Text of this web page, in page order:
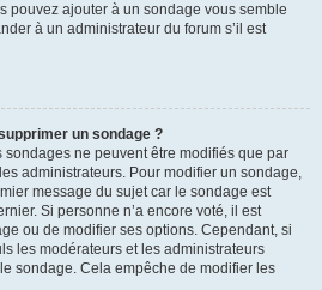
pouvez ajouter à un sondage vous semble
à un administrateur du forum s’il est
un sondage ?
ne peuvent être modifiés que par
administrateurs. Pour modifier un sondage,
message du sujet car le sondage est
Si personne n’a encore voté, il est
ou de modifier ses options. Cependant, si
les modérateurs et les administrateurs
sondage. Cela empêche de modifier les